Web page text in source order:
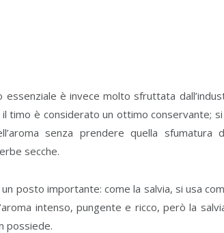
essenziale è invece molto sfruttata
timo è considerato un ottimo conservante;
senza prendere quella
secche.
posto importante: come la salvia, si usa
intenso, pungente e ricco, però la
possiede.